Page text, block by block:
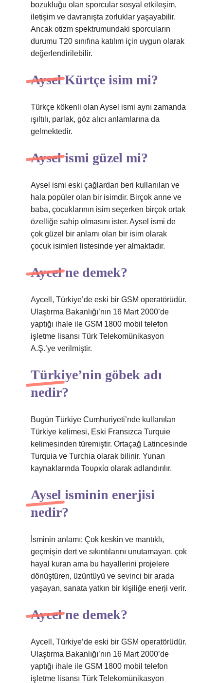
bozukluğu olan sporcular sosyal etkileşim,
iletişim ve davranışta zorluklar yaşayabilir.
Ancak otizm spektrumundaki sporcuların
durumu T20 sınıfına katılım için uygun olarak
değerlendirilebilir.
Aysel Kürtçe isim mi?
Türkçe kökenli olan Aysel ismi aynı zamanda
ışıltılı, parlak, göz alıcı anlamlarına da
gelmektedir.
Aysel ismi güzel mi?
Aysel ismi eski çağlardan beri kullanılan ve
hala popüler olan bir isimdir. Birçok anne ve
baba, çocuklarının isim seçerken birçok ortak
özelliğe sahip olmasını ister. Aysel ismi de
çok güzel bir anlamı olan bir isim olarak
çocuk isimleri listesinde yer almaktadır.
Aycel ne demek?
Aycell, Türkiye’de eski bir GSM operatörüdür.
Ulaştırma Bakanlığı’nın 16 Mart 2000’de
yaptığı ihale ile GSM 1800 mobil telefon
işletme lisansı Türk Telekomünikasyon
A.Ş.’ye verilmiştir.
Türkiye’nin göbek adı
nedir?
Bugün Türkiye Cumhuriyeti’nde kullanılan
Türkiye kelimesi, Eski Fransızca Turquie
kelimesinden türemiştir. Ortaçağ Latincesinde
Turquia ve Turchia olarak bilinir. Yunan
kaynaklarında Τουρκία olarak adlandırılır.
Aysel isminin enerjisi
nedir?
İsminin anlamı: Çok keskin ve mantıklı,
geçmişin dert ve sıkıntılarını unutamayan, çok
hayal kuran ama bu hayallerini projelere
dönüştüren, üzüntüyü ve sevinci bir arada
yaşayan, sanata yatkın bir kişiliğe enerji verir.
Aycel ne demek?
Aycell, Türkiye’de eski bir GSM operatörüdür.
Ulaştırma Bakanlığı’nın 16 Mart 2000’de
yaptığı ihale ile GSM 1800 mobil telefon
işletme lisansı Türk Telekomünikasyon